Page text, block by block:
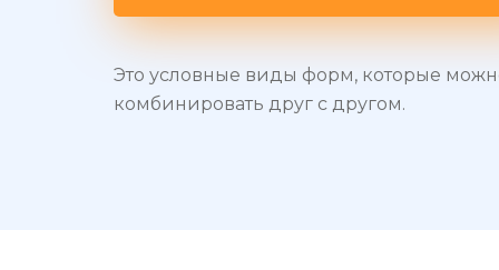
Это условные виды форм, которые
комбинировать друг с другом.